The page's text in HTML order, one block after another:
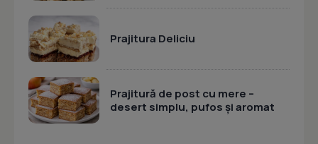
Prajitura Deliciu
Prajitură de post cu mere –
desert simplu, pufos și aromat